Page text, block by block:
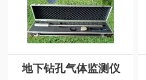
地下钻孔气体监测仪